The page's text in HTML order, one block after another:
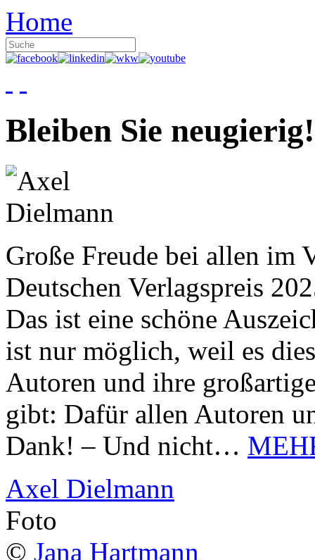
Home
Bleiben Sie neugierig!
Große Freude bei allen im
Deutschen Verlagspreis
Das ist eine schöne
ist nur möglich, weil es
Autoren und ihre
gibt: Dafür allen Autoren
Dank! – Und nicht…
Axel Dielmann
Foto
© Jana Hartmann